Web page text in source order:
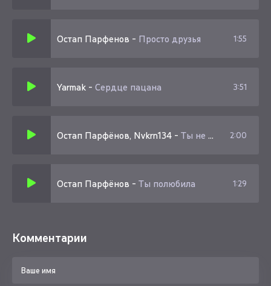
Остап Парфенов - Просто друзья 1:55
Yarmak - Сердце пацана 3:51
Остап Парфёнов, Nvkrn134 - Ты не королева (Swerodo Remix) 2:00
Остап Парфёнов - Ты полюбила 1:29
Комментарии